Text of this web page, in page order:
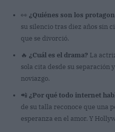
👀 ¿Quiénes son los
su silencio tras diez años sin
que se divorció.
🔥 ¿Cuál es el drama? La
sola cita desde su separación
noviazgo.
📲 ¿Por qué todo internet
de su talla reconoce que una
esperanza en el amor. Y